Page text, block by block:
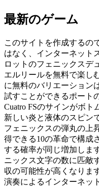
最新のゲーム
このサイトを作成するの
はなく、インターネット
ロットのフェニックスデュ
エルリールを無料で楽し
に無料のバリエーション
試すことができるポート
Cuatro FSのサインがボ
新しい炎と液体のスピン
フェニックスの弾丸の上
得できる10の革命で構成
する確率が同じ増加しま
ニックス文字の数に匹敵
収の可能性が高くなりま
演奏によるインターネッ